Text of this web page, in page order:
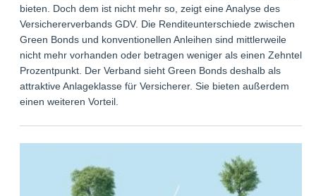
bieten. Doch dem ist nicht mehr so, zeigt eine Analyse des
Versichererverbands GDV. Die Renditeunterschiede zwischen
Green Bonds und konventionellen Anleihen sind mittlerweile
nicht mehr vorhanden oder betragen weniger als einen Zehntel-
Prozentpunkt. Der Verband sieht Green Bonds deshalb als
attraktive Anlageklasse für Versicherer. Sie bieten außerdem
einen weiteren Vorteil.